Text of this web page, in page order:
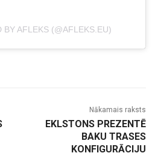
BY AFLEKS (@AFLEKS.EU)
Nākamais raksts
EKLSTONS PREZENTĒ
BAKU TRASES
KONFIGURĀCIJU